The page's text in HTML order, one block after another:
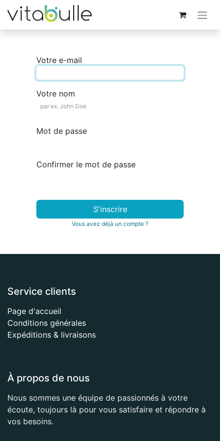
Votre e-mail
Votre nom
Mot de passe
Confirmer le mot de passe
S'inscrire
Vous avez déjà un compte ?
Service clients
Page d'accueil
Conditions générales
Expéditions & livraisons
À propos de nous
Nous sommes une équipe de passionnés à votre
écoute, toujours là pour vous satisfaire et répondre à
vos besoins.